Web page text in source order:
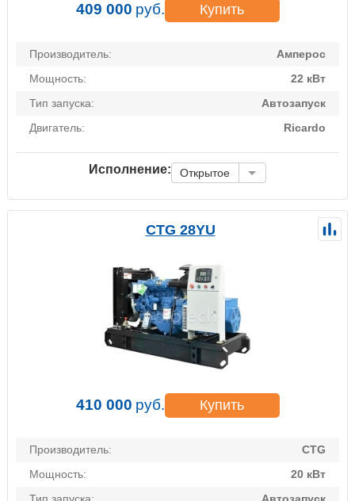
409 000 руб. Купить
Производитель:
Амперос
Мощность:
22 кВт
Тип запуска:
Автозапуск
Двигатель:
Ricardo
Исполнение: Открытое
CTG 28YU
410 000 руб. Купить
Производитель:
CTG
Мощность:
20 кВт
Тип запуска:
Автозапуск